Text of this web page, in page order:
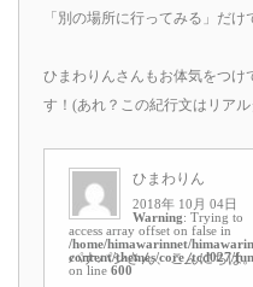
「別の場所に行ってみる」だけ
ひまわりんさんもお体気をつけ
す！(あれ？この紀行文はリア
ひまわりん
2018年 10月 04日
Warning: Trying to
access array offset on false in
/home/himawarinnet/
content/themes/core_tcd027/
on line 600
パナパシさん、こんにちは